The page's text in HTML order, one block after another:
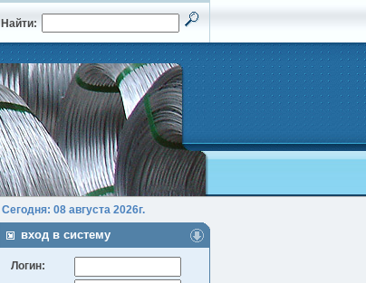
Найти:
Сегодня: 08 августа 2026г.
вход в систему
Логин: